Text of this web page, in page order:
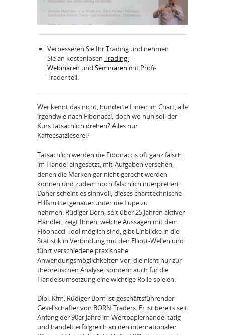
Verbesseren Sie Ihr Trading und nehmen
Sie an kostenlosen Trading-
Webinaren und Seminaren mit Profi-
Trader teil.
Wer kennt das nicht, hunderte Linien im Chart, alle
irgendwie nach Fibonacci, doch wo nun soll der
Kurs tatsächlich drehen? Alles nur
Kaffeesatzleserei?
Tatsächlich werden die Fibonaccis oft ganz falsch
im Handel eingesetzt, mit Aufgaben versehen,
denen die Marken gar nicht gerecht werden
können und zudem noch fälschlich interpretiert.
Daher scheint es sinnvoll, dieses charttechnische
Hilfsmittel genauer unter die Lupe zu
nehmen. Rüdiger Born, seit über 25 Jahren aktiver
Händler, zeigt Ihnen, welche Aussagen mit dem
Fibonacci-Tool möglich sind, gibt Einblicke in die
Statistik in Verbindung mit den Elliott-Wellen und
führt verschiedene praxisnahe
Anwendungsmöglichkeiten vor, die nicht nur zur
theoretischen Analyse, sondern auch für die
Handelsumsetzung eine wichtige Rolle spielen.
Dipl. Kfm. Rüdiger Born ist geschäftsführender
Gesellschafter von BORN Traders. Er ist bereits seit
Anfang der 90er Jahre im Wertpapierhandel tätig
und handelt erfolgreich an den internationalen